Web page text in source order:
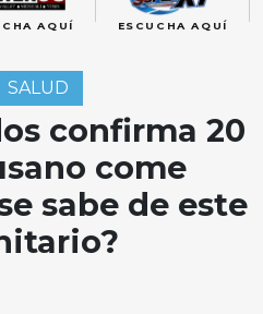
AQUÍ ESCUCHA AQUÍ
SALUD
confirma 20
come
sabe de este